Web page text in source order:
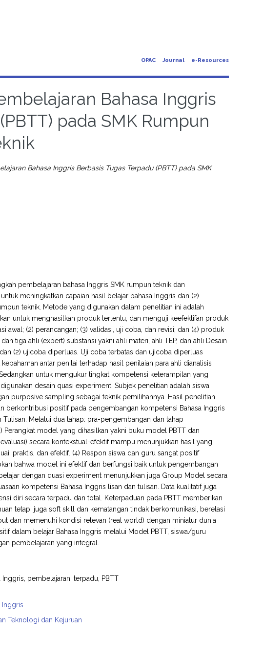
OPAC Journal e-Resources
Bahasa Inggris
pada SMK Rumpun
Bahasa Inggris Berbasis Tugas Terpadu (PBTT) pada SMK
pembelajaran bahasa Inggris SMK rumpun teknik dan
meningkatkan capaian hasil belajar bahasa Inggris dan (2)
teknik. Metode yang digunakan dalam penelitian ini adalah
untuk menghasilkan produk tertentu, dan menguji keefektifan produk
awal; (2) perancangan; (3) validasi, uji coba, dan revisi; dan (4) produk
tiga ahli (expert) substansi yakni ahli materi, ahli TEP, dan ahli Desain
(2) ujicoba diperluas. Uji coba terbatas dan ujicoba diperluas
antar penilai terhadap hasil penilaian para ahli dianalisis
untuk mengukur tingkat kompetensi keterampilan yang
desain quasi experiment. Subjek penelitian adalah siswa
purposive sampling sebagai teknik pemilihannya. Hasil penelitian
berkontribusi positif pada pengembangan kompetensi Bahasa Inggris
Melalui dua tahap: pra-pengembangan dan tahap
model yang dihasilkan yakni buku model PBTT dan
secara kontekstual-efektif mampu menunjukkan hasil yang
praktis, dan efektif. (4) Respon siswa dan guru sangat positif
bahwa model ini efektif dan berfungsi baik untuk pengembangan
dengan quasi experiment menunjukkan juga Group Model secara
kompetensi Bahasa Inggris lisan dan tulisan. Data kualitatif juga
diri secara terpadu dan total. Keterpaduan pada PBTT memberikan
tetapi juga soft skill dan kematangan tindak berkomunikasi, berelasi
dan memenuhi kondisi relevan (real world) dengan miniatur dunia
dalam belajar Bahasa Inggris melalui Model PBTT, siswa/guru
pembelajaran yang integral.
pembelajaran, terpadu, PBTT
Inggris
Teknologi dan Kejuruan